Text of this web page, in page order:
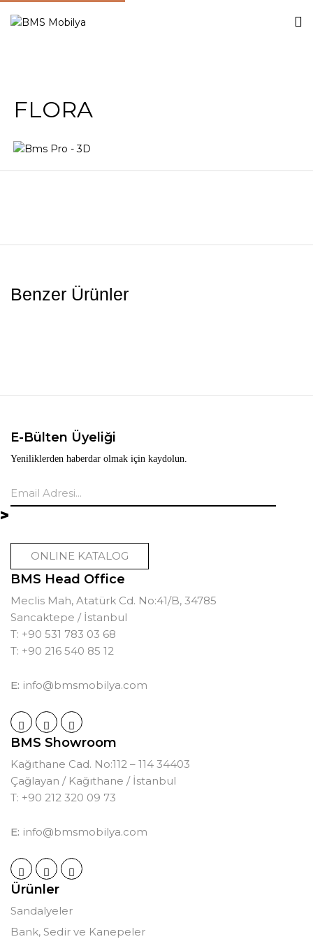
FLORA
Benzer Ürünler
E-Bülten Üyeliği
Yeniliklerden haberdar olmak için kaydolun.
ONLINE KATALOG
BMS Head Office
Meclis Mah, Atatürk Cd. No:41/B, 34785
Sancaktepe / İstanbul
T: +90 531 783 03 68
T: +90 216 540 85 12
E: info@bmsmobilya.com
BMS Showroom
Kağıthane Cad. No:112 – 114 34403
Çağlayan / Kağıthane / İstanbul
T: +90 212 320 09 73
E: info@bmsmobilya.com
Ürünler
Sandalyeler
Bank, Sedir ve Kanepeler